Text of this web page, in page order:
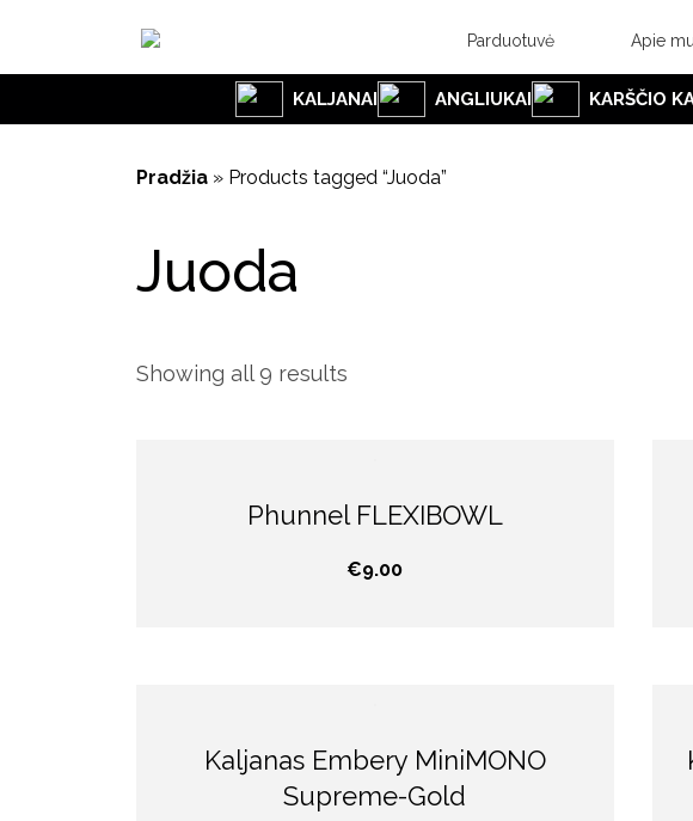
Parduotuvė Apie
KALJANAI ANGLIUKAI KARŠČIO
Pradžia » Products tagged “Juoda”
Juoda
Showing all 9 results
Phunnel FLEXIBOWL
€9.00
Kaljanas Embery MiniMONO
Supreme-Gold